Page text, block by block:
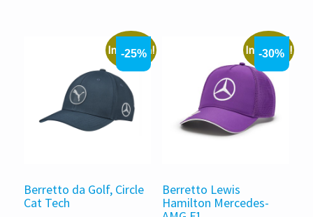
45,63 €.
In offerta!
-25%
Berretto da Golf, Circle
Cat Tech
In offerta!
-30%
Berretto Lewis
Hamilton Mercedes-